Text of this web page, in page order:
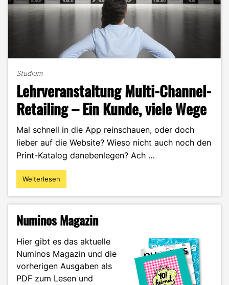
Studium
Lehrveranstaltung Multi-Channel-
Retailing – Ein Kunde, viele Wege
Mal schnell in die App reinschauen, oder doch
lieber auf die Website? Wieso nicht auch noch den
Print-Katalog danebenlegen? Ach …
"Lehrveranstaltung
Multi-
–
Kunde,
viele
Wege"
Weiterlesen
Numinos Magazin
Hier gibt es das aktuelle
Numinos Magazin und die
vorherigen Ausgaben als
PDF zum Lesen und